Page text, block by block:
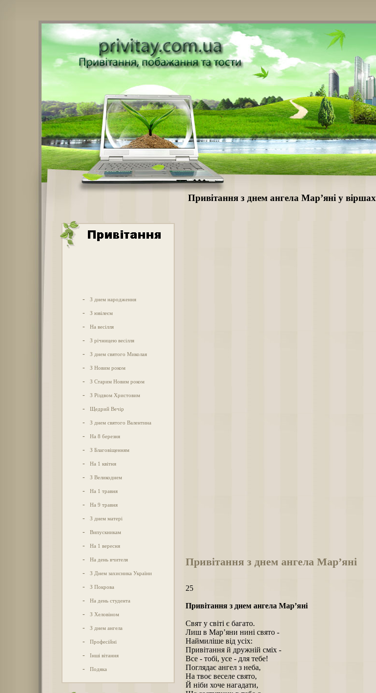
Привітання з днем ангела Мар’яні у віршах
- З днем народження
- З ювілеєм
- На весілля
- З річницею весілля
- З днем святого Миколая
- З Новим роком
- З Старим Новим роком
- З Різдвом Христовим
- Щедрий Вечір
- З днем святого Валентина
- На 8 березня
- З Благовіщенням
- На 1 квітня
- З Великоднем
- На 1 травня
- На 9 травня
- З днем матері
- Випускникам
- На 1 вересня
- На день вчителя
- З Днем захисника України
- З Покрова
- На день студента
- З Хеловіном
- З днем ангела
- Професійні
- Інші вітання
- Подяка
Привітання з днем ангела Мар’яні
25
Привітання з днем ангела Мар’яні
Свят у світі є багато.
Лиш в Мар’яни нині свято -
Наймиліше від усіх:
Привітання й дружній сміх -
Все - тобі, усе - для тебе!
Поглядає ангел з неба,
На твоє веселе свято,
Й ніби хоче нагадати,